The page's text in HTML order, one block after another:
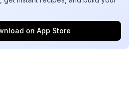
on App Store